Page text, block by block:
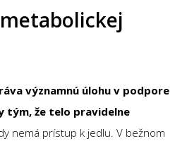
významnú úlohu v podpore
tým, že telo pravidelne
nemá prístup k jedlu. V bežnom